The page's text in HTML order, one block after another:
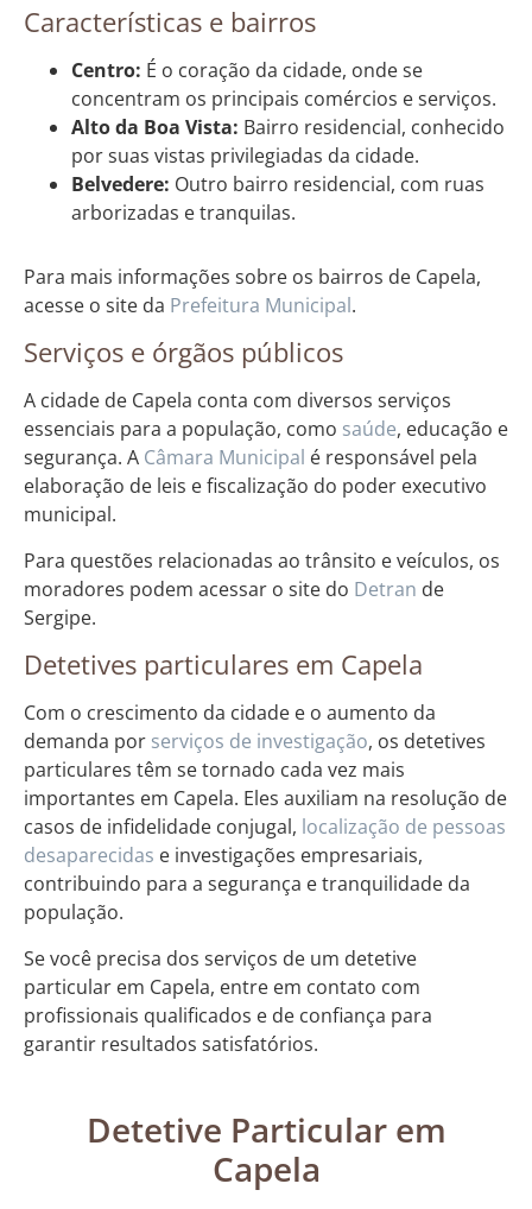
Características e bairros
Centro: É o coração da cidade, onde se
concentram os principais comércios e serviços.
Alto da Boa Vista: Bairro residencial, conhecido
por suas vistas privilegiadas da cidade.
Belvedere: Outro bairro residencial, com ruas
arborizadas e tranquilas.
Para mais informações sobre os bairros de Capela,
acesse o site da Prefeitura Municipal.
Serviços e órgãos públicos
A cidade de Capela conta com diversos serviços
essenciais para a população, como saúde, educação e
segurança. A Câmara Municipal é responsável pela
elaboração de leis e fiscalização do poder executivo
municipal.
Para questões relacionadas ao trânsito e veículos, os
moradores podem acessar o site do Detran de
Sergipe.
Detetives particulares em Capela
Com o crescimento da cidade e o aumento da
demanda por serviços de investigação, os detetives
particulares têm se tornado cada vez mais
importantes em Capela. Eles auxiliam na resolução de
casos de infidelidade conjugal, localização de pessoas
desaparecidas e investigações empresariais,
contribuindo para a segurança e tranquilidade da
população.
Se você precisa dos serviços de um detetive
particular em Capela, entre em contato com
profissionais qualificados e de confiança para
garantir resultados satisfatórios.
Detetive Particular em
Capela